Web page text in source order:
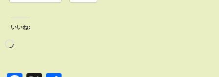
いいね: